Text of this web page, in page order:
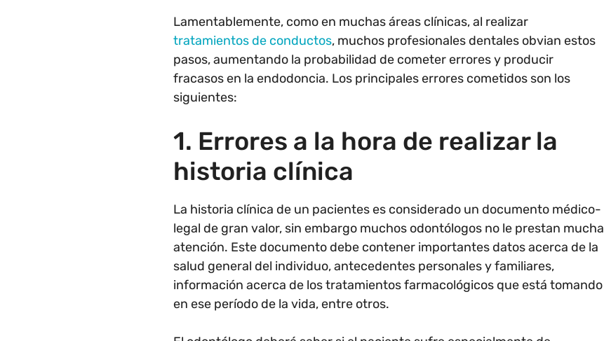
Lamentablemente, como en muchas áreas clínicas, al realizar
tratamientos de conductos, muchos profesionales dentales obvian estos
pasos, aumentando la probabilidad de cometer errores y producir
fracasos en la endodoncia. Los principales errores cometidos son los
siguientes:
1. Errores a la hora de realizar la
historia clínica
La historia clínica de un pacientes es considerado un documento médico-
legal de gran valor, sin embargo muchos odontólogos no le prestan mucha
atención. Este documento debe contener importantes datos acerca de la
salud general del individuo, antecedentes personales y familiares,
información acerca de los tratamientos farmacológicos que está tomando
en ese período de la vida, entre otros.